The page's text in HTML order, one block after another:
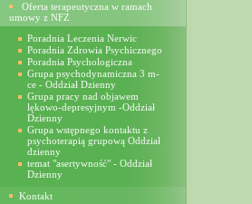
Oferta terapeutyczna w ramach
umowy z NFZ
Poradnia Leczenia Nerwic
Poradnia Zdrowia Psychicznego
Poradnia Psychologiczna
Grupa psychodynamiczna 3 m-
ce - Oddział Dzienny
Grupa pracy nad objawem
lękowo-depresyjnym -Oddział
Dzienny
Grupa wstępnego kontaktu z
psychoterapią grupową Oddział
dzienny
temat "asertywność" - Oddział
Dzienny
Kontakt